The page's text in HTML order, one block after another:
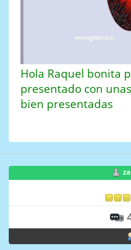
Hola Raquel bonita
presentado con
bien presentadas